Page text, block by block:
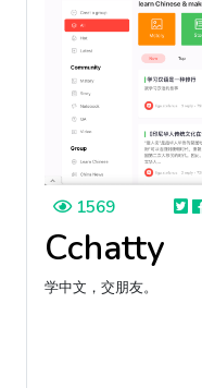
1569
Cchatty
学中文，交朋友。